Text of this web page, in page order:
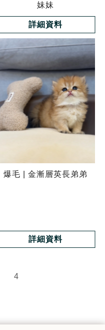
妹妹
詳細資料
爆毛 | 金漸層英長弟弟
詳細資料
4